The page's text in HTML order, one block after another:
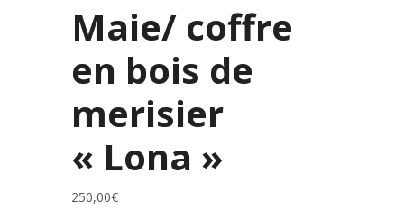
Maie/ coffre
en bois de
merisier
« Lona »
250,00€